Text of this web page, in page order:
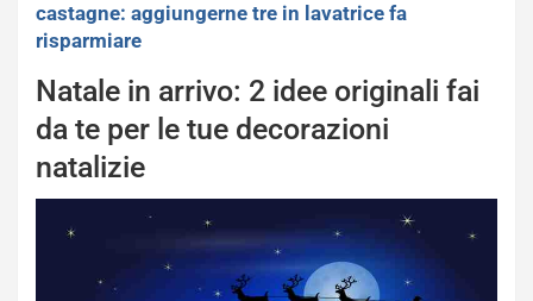
castagne: aggiungerne tre in lavatrice fa
risparmiare
Natale in arrivo: 2 idee originali fai
da te per le tue decorazioni
natalizie